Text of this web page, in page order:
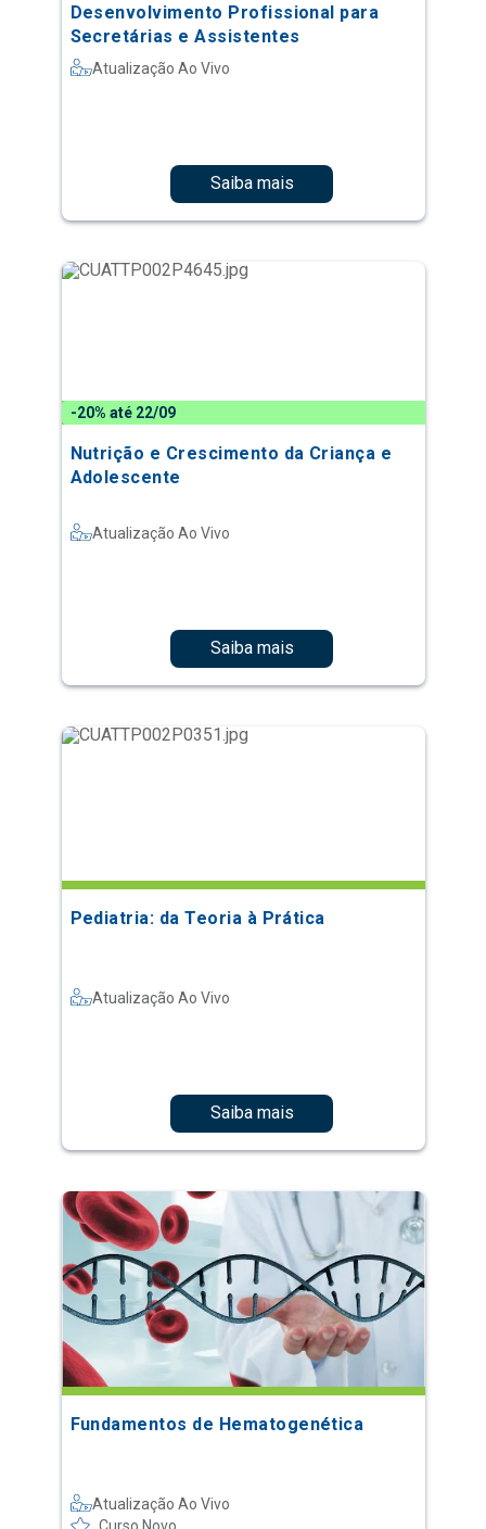
Desenvolvimento Profissional para
Secretárias e Assistentes
Atualização Ao Vivo
Saiba mais
-20% até 22/09
Nutrição e Crescimento da Criança e
Adolescente
Atualização Ao Vivo
Saiba mais
Pediatria: da Teoria à Prática
Atualização Ao Vivo
Saiba mais
Fundamentos de Hematogenética
Atualização Ao Vivo